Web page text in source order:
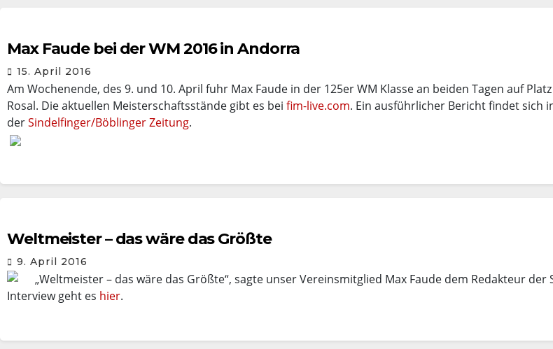
Max Faude bei der WM 2016 in Andorra
15. April 2016
Am Wochenende, des 9. und 10. April fuhr Max Faude in der 125er WM Klasse an beiden Tagen auf
Rosal. Die aktuellen Meisterschaftsstände gibt es bei fim-live.com. Ein ausführlicher Bericht findet sich
derSindelfinger/Böblinger Zeitung.
Weltmeister – das wäre das Größte
9. April 2016
„Weltmeister – das wäre das Größte“, sagte unser Vereinsmitglied Max Faude dem Redakteur der
Interview geht es hier.